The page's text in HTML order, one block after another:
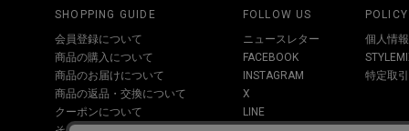
SHOPPING GUIDE
会員登録について
商品の購入について
商品のお届けについて
商品の返品・交換について
クーポンについて
FOLLOW US
ニュースレター
FACEBOOK
INSTAGRAM
X
LINE
POLICY
個人情
特定取